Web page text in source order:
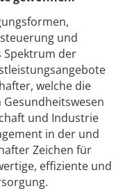
und
Spektrum der
welche die
und Industrie
in der und
Zeichen für
effiziente und